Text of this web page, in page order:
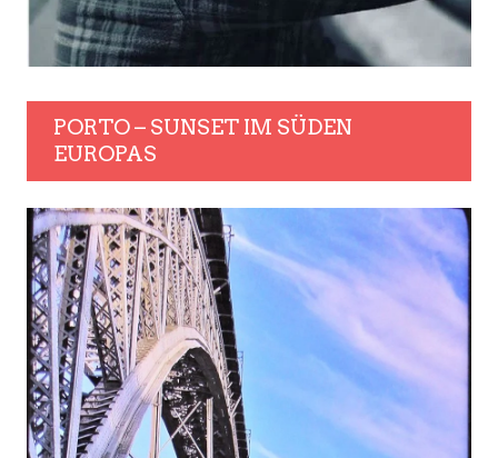
PORTO – SUNSET IM SÜDEN
EUROPAS